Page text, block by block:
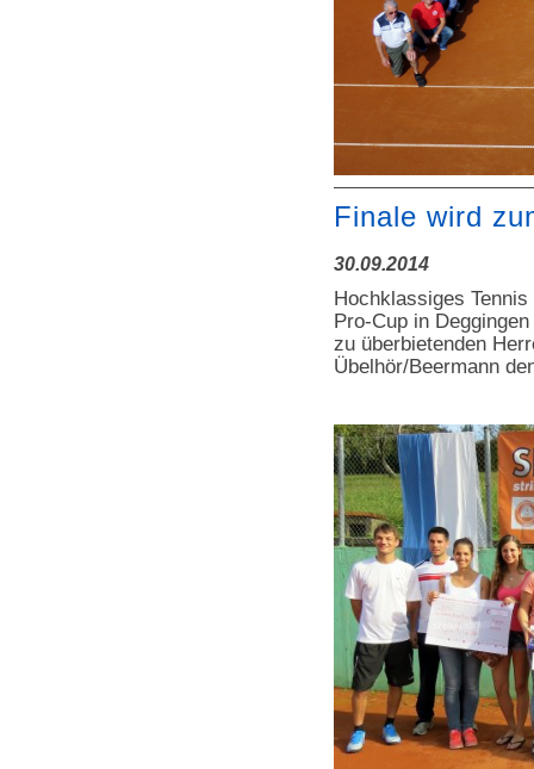
Finale wird
30.09.2014
Hochklassiges
Pro-Cup in
zu überbietenden
Übelhör/Beermann